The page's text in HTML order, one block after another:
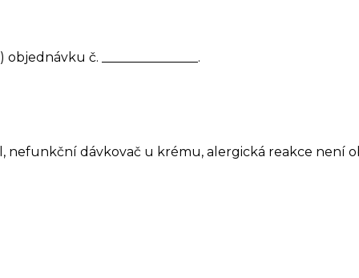
č. _______________.
nefunkční dávkovač u krému, alergická reakce není